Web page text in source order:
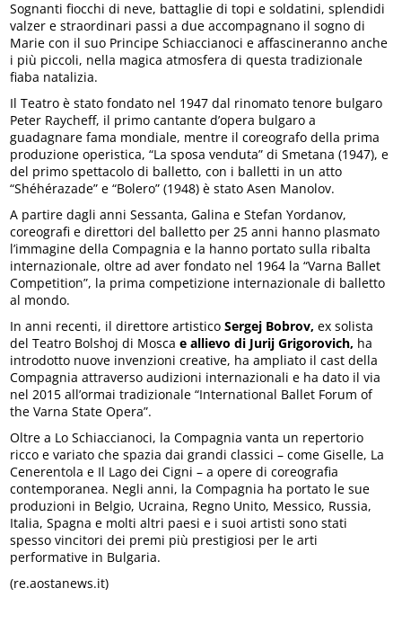
Sognanti fiocchi di neve, battaglie di topi e soldatini, splendidi
valzer e straordinari passi a due accompagnano il sogno di
Marie con il suo Principe Schiaccianoci e affascineranno anche
i più piccoli, nella magica atmosfera di questa tradizionale
fiaba natalizia.
Il Teatro è stato fondato nel 1947 dal rinomato tenore bulgaro
Peter Raycheff, il primo cantante d’opera bulgaro a
guadagnare fama mondiale, mentre il coreografo della prima
produzione operistica, “La sposa venduta” di Smetana (1947), e
del primo spettacolo di balletto, con i balletti in un atto
“Shéhérazade” e “Bolero” (1948) è stato Asen Manolov.
A partire dagli anni Sessanta, Galina e Stefan Yordanov,
coreografi e direttori del balletto per 25 anni hanno plasmato
l’immagine della Compagnia e la hanno portato sulla ribalta
internazionale, oltre ad aver fondato nel 1964 la “Varna Ballet
Competition”, la prima competizione internazionale di balletto
al mondo.
In anni recenti, il direttore artisticoSergej Bobrov,ex solista
del Teatro Bolshoj di Moscae allievo di Jurij Grigorovich, ha
introdotto nuove invenzioni creative, ha ampliato il cast della
Compagnia attraverso audizioni internazionali e ha dato il via
nel 2015 all’ormai tradizionale “International Ballet Forum of
the Varna State Opera”.
Oltre a Lo Schiaccianoci, la Compagnia vanta un repertorio
ricco e variato che spazia dai grandi classici – come Giselle, La
Cenerentola e Il Lago dei Cigni – a opere di coreografia
contemporanea. Negli anni, la Compagnia ha portato le sue
produzioni in Belgio, Ucraina, Regno Unito, Messico, Russia,
Italia, Spagna e molti altri paesi e i suoi artisti sono stati
spesso vincitori dei premi più prestigiosi per le arti
performative in Bulgaria.
(re.aostanews.it)